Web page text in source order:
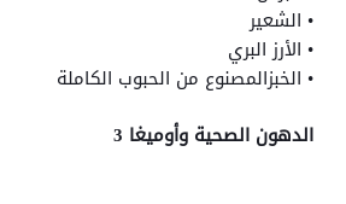
• الشعير
• الأرز البري
• الخبزالمصنوع من الحبوب الكاملة
الدهون الصحية وأوميغا 3